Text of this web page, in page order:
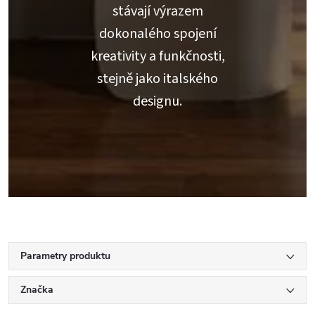
stávají výrazem
dokonalého spojení
kreativity a funkčnosti,
stejně jako italského
designu.
Parametry produktu
Značka